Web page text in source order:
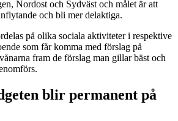
Nordost och Sydväst och målet är att
och bli mer delaktiga.
på olika sociala aktiviteter i respektive
som får komma med förslag på
fram de förslag man gillar bäst och
blir permanent på